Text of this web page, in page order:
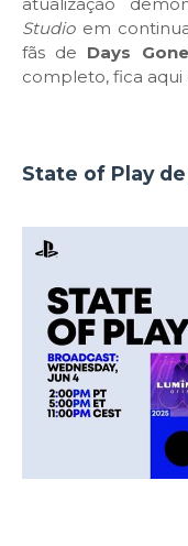
atualização
Studioem
fãs de Days Gone
completo, fica aqui
State of Play